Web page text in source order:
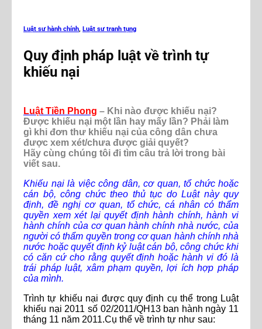
Luật sư hành chính, Luật sư tranh tụng
Quy định pháp luật về trình tự
khiếu nại
Luật Tiền Phong – Khi nào được khiếu nại?
Được khiếu nại một lần hay mấy lần? Phải làm
gì khi đơn thư khiếu nại của công dân chưa
được xem xét/chưa được giải quyết?
Hãy cùng chúng tôi đi tìm câu trả lời trong bài
viết sau.
Khiếu nại là việc công dân, cơ quan, tổ chức hoặc
cán bộ, công chức theo thủ tục do Luật này quy
định, đề nghị cơ quan, tổ chức, cá nhân có thẩm
quyền xem xét lại quyết định hành chính, hành vi
hành chính của cơ quan hành chính nhà nước, của
người có thẩm quyền trong cơ quan hành chính nhà
nước hoặc quyết định kỷ luật cán bộ, công chức khi
có căn cứ cho rằng quyết định hoặc hành vi đó là
trái pháp luật, xâm phạm quyền, lợi ích hợp pháp
của mình.
Trình tự khiếu nại được quy định cụ thể trong Luật
khiếu nại 2011 số 02/2011/QH13 ban hành ngày 11
tháng 11 năm 2011.Cụ thể về trình tự như sau: